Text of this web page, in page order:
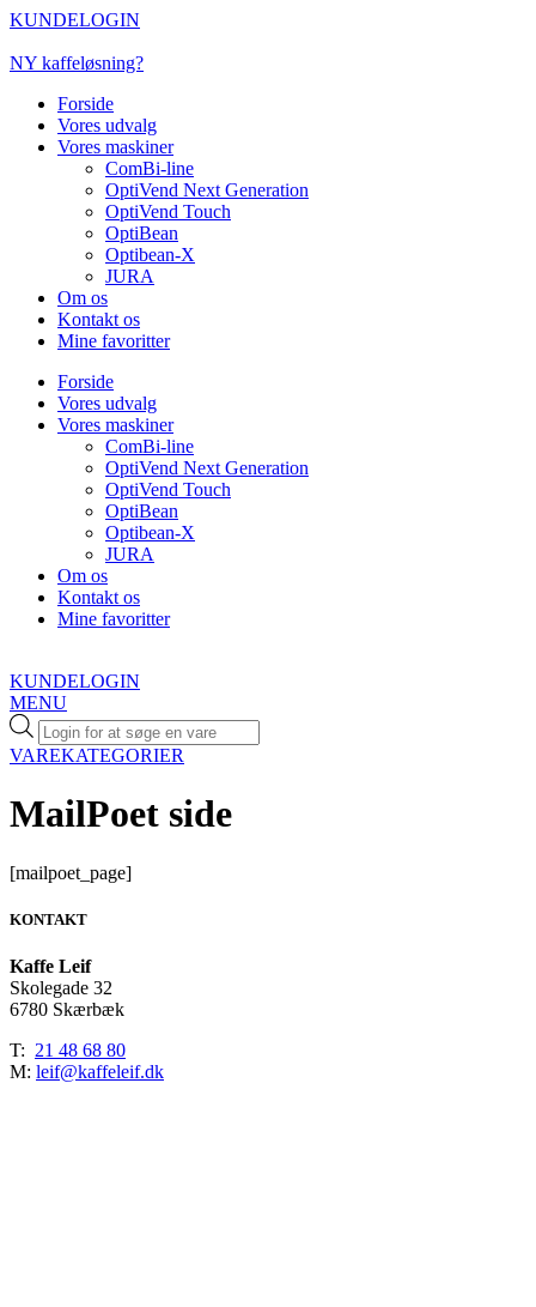
Videre
indhold
KUNDELOGIN
NY kaffeløsning?
Forside
Vores udvalg
Vores maskiner
ComBi-line
OptiVend Next Generation
OptiVend Touch
OptiBean
Optibean-X
JURA
Om os
Kontakt os
Mine favoritter
Forside
Vores udvalg
Vores maskiner
ComBi-line
OptiVend Next Generation
OptiVend Touch
OptiBean
Optibean-X
JURA
Om os
Kontakt os
Mine favoritter
KUNDELOGIN
MENU
Products
search
VAREKATEGORIER
MailPoet side
[mailpoet_page]
KONTAKT
Kaffe Leif
Skolegade 32
6780 Skærbæk
T: 21 48 68 80
M: leif@kaffeleif.dk